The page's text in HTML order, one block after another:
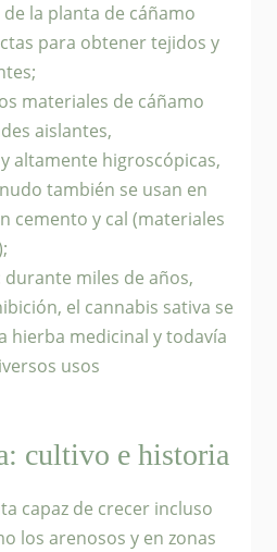
de la planta de cáñamo
para obtener tejidos y
materiales de cáñamo
aislantes,
altamente higroscópicas,
también se usan en
cemento y cal (materiales
durante miles de años,
el cannabis sativa se
hierba medicinal y todavía
usos
cultivo e historia
capaz de crecer incluso
los arenosos y en zonas